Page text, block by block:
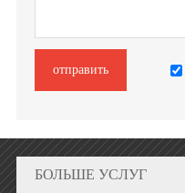
отправить
БОЛЬШЕ УСЛУГ